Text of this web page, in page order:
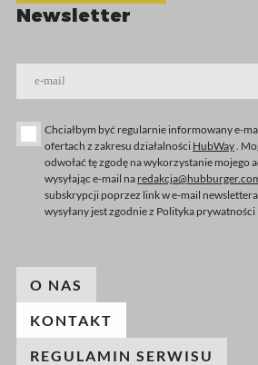
O NAS
KONTAKT
REGULAMIN SERWISU
Newsletter
e-mail
Chciałbym być regularnie informowany e-
ofertach z zakresu działalności HubWay .
odwołać tę zgodę na wykorzystanie mojego
wysyłając e-mail na
subskrypcji poprzez link w e-mail
wysyłany jest zgodnie z Polityka prywatności